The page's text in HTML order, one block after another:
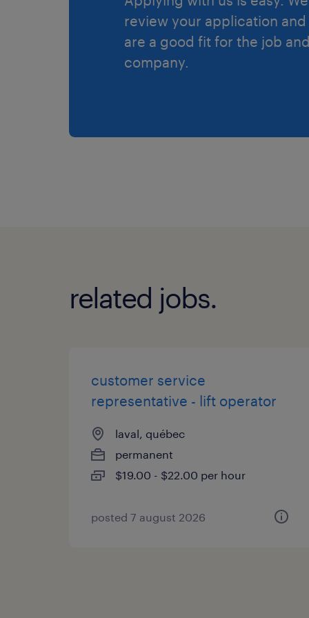
review your application and
are a good fit for the job
company.
related jobs.
customer service
representative - lift operator
laval, québec
permanent
$19.00 - $22.00 per hour
posted 7 august 2026